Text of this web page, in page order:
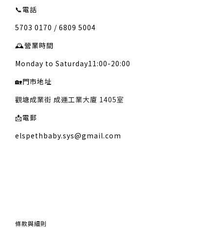
📞電話
5703 0170 / 6809 5004
🕰️營業時間
Monday to Saturday11:00-20:00
🏡門市地址
觀塘成業街 成運工業大廈 1405室
📩電郵
elspethbaby.sys@gmail.com
條款與細則